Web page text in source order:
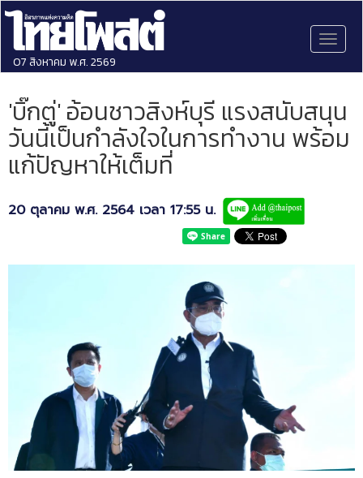
07 สิงหาคม พ.ศ. 2569
'บิ๊กตู่' อ้อนชาวสิงห์บุรี แรงสนับสนุน
วันนี้เป็นกำลังใจในการทำงาน พร้อม
แก้ปัญหาให้เต็มที่
20 ตุลาคม พ.ศ. 2564 เวลา 17:55 น.